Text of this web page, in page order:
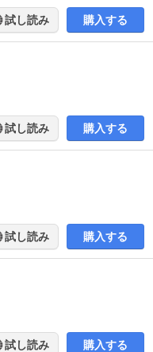
試し読み 購入する
試し読み 購入する
試し読み 購入する
試し読み 購入する